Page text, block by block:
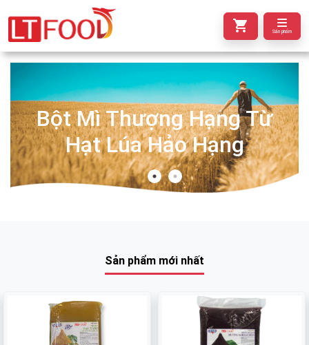
Sản phẩm
Bột Mì Thượng Hạng Từ
Hạt Lúa Hảo Hạng
Sản phẩm mới nhất